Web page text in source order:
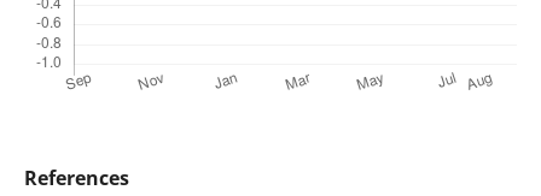
References